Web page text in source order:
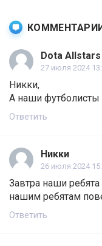
Dota Allstars
27 июля 2024
Никки,
А наши футболисты
Ответить
Никки
26 июля 2024
Завтра наши
нашим ребятам
Ответить